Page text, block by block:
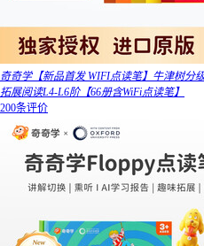
奇奇学【新品首发 WIFI点读笔】牛津树分
拓展阅读L4-L6阶【66册含WiFi点读笔】
200条评价